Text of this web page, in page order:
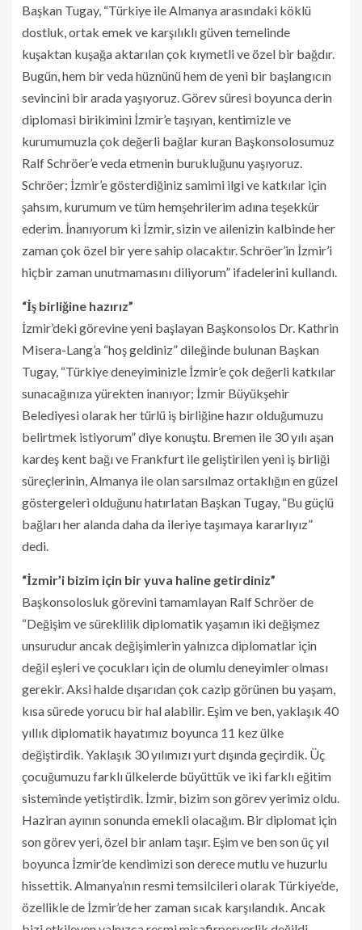
Başkan Tugay, “Türkiye ile Almanya arasındaki köklü
dostluk, ortak emek ve karşılıklı güven temelinde
kuşaktan kuşağa aktarılan çok kıymetli ve özel bir bağdır.
Bugün, hem bir veda hüznünü hem de yeni bir başlangıcın
sevincini bir arada yaşıyoruz. Görev süresi boyunca derin
diplomasi birikimini İzmir’e taşıyan, kentimizle ve
kurumumuzla çok değerli bağlar kuran Başkonsolosumuz
Ralf Schröer’e veda etmenin burukluğunu yaşıyoruz.
Schröer; İzmir’e gösterdiğiniz samimi ilgi ve katkılar için
şahsım, kurumum ve tüm hemşehrilerim adına teşekkür
ederim. İnanıyorum ki İzmir, sizin ve ailenizin kalbinde her
zaman çok özel bir yere sahip olacaktır. Schröer’in İzmir’i
hiçbir zaman unutmamasını diliyorum” ifadelerini kullandı.
“İş birliğine hazırız”
İzmir’deki görevine yeni başlayan Başkonsolos Dr. Kathrin
Misera-Lang’a “hoş geldiniz” dileğinde bulunan Başkan
Tugay, “Türkiye deneyiminizle İzmir’e çok değerli katkılar
sunacağınıza yürekten inanıyor; İzmir Büyükşehir
Belediyesi olarak her türlü iş birliğine hazır olduğumuzu
belirtmek istiyorum” diye konuştu. Bremen ile 30 yılı aşan
kardeş kent bağı ve Frankfurt ile geliştirilen yeni iş birliği
süreçlerinin, Almanya ile olan sarsılmaz ortaklığın en güzel
göstergeleri olduğunu hatırlatan Başkan Tugay, “Bu güçlü
bağları her alanda daha da ileriye taşımaya kararlıyız”
dedi.
“İzmir’i bizim için bir yuva haline getirdiniz”
Başkonsolosluk görevini tamamlayan Ralf Schröer de
“Değişim ve süreklilik diplomatik yaşamın iki değişmez
unsurudur ancak değişimlerin yalnızca diplomatlar için
değil eşleri ve çocukları için de olumlu deneyimler olması
gerekir. Aksi halde dışarıdan çok cazip görünen bu yaşam,
kısa sürede yorucu bir hal alabilir. Eşim ve ben, yaklaşık 40
yıllık diplomatik hayatımız boyunca 11 kez ülke
değiştirdik. Yaklaşık 30 yılımızı yurt dışında geçirdik. Üç
çocuğumuzu farklı ülkelerde büyüttük ve iki farklı eğitim
sisteminde yetiştirdik. İzmir, bizim son görev yerimiz oldu.
Haziran ayının sonunda emekli olacağım. Bir diplomat için
son görev yeri, özel bir anlam taşır. Eşim ve ben son üç yıl
boyunca İzmir’de kendimizi son derece mutlu ve huzurlu
hissettik. Almanya’nın resmi temsilcileri olarak Türkiye’de,
özellikle de İzmir’de her zaman sıcak karşılandık. Ancak